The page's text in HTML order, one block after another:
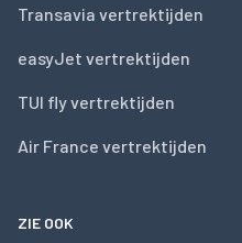
Transavia vertrektijden
easyJet vertrektijden
TUI fly vertrektijden
Air France vertrektijden
ZIE OOK